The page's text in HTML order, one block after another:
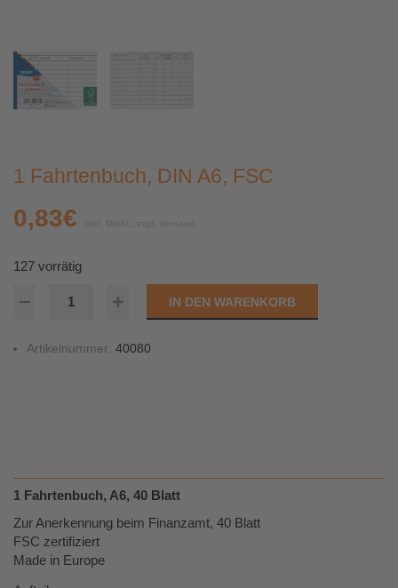
1 Fahrtenbuch, DIN A6, FSC
0,83€
127 vorrätig
IN DEN WARENKORB
Artikelnummer: 40080
1 Fahrtenbuch, A6, 40 Blatt
Zur Anerkennung beim Finanzamt, 40 Blatt
FSC zertifiziert
Made in Europe